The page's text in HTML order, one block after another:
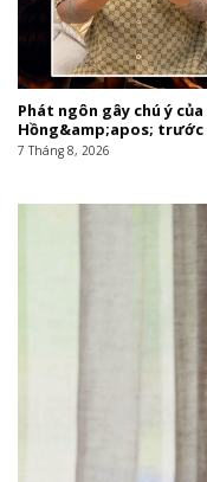
Phát ngôn gây chú ý
Hồng&amp;apos;
7 Tháng 8, 2026